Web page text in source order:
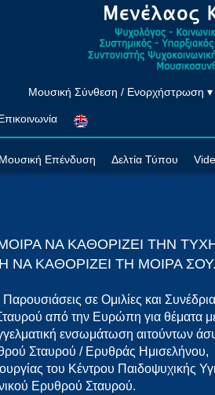
Μουσική Σύνθεση / Ενορχήστρωση ▾
Μουσική Επένδυση Δελτία Τύπου
ΝΑ ΚΑΘΟΡΙΖΕΙ ΤΗΝ
ΝΑ ΚΑΘΟΡΙΖΕΙ ΤΗ ΜΟΙΡΑ ΣΟΥ.
σε Ομιλίες και
από την Ευρώπη για θέματα
ενσωμάτωση αιτούντων
Σταυρού / Ερυθράς Ημισελήνου,
του Κέντρου Παιδοψυχικής
Ερυθρού Σταυρού.